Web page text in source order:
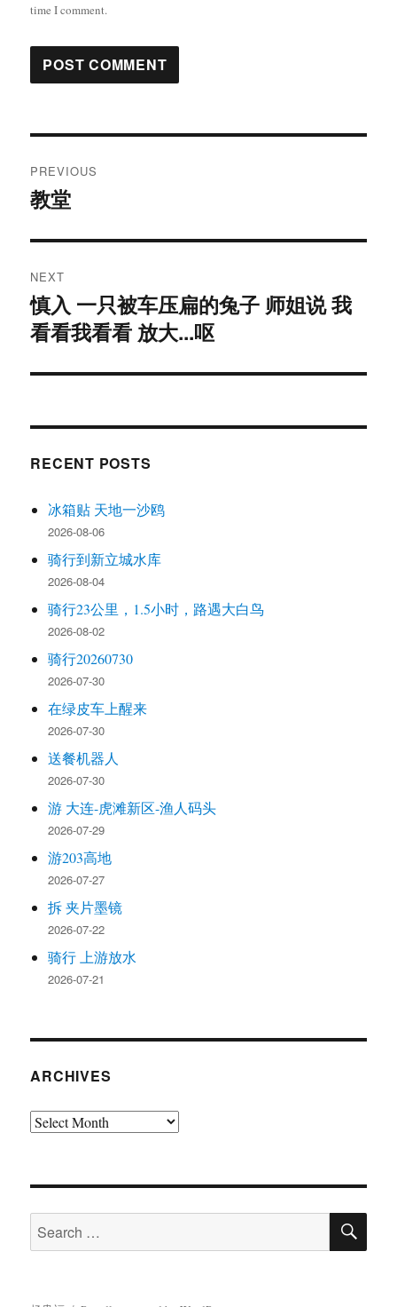
time I comment.
navigation
PREVIOUS
Previous
教堂
NEXT
Next
post:
慎入 一只被车压扁的兔子 师姐说 我
看看我看看 放大...呕
RECENT POSTS
冰箱贴 天地一沙鸥
2026-08-06
骑行到新立城水库
2026-08-04
骑行23公里，1.5小时，路遇大白鸟
2026-08-02
骑行20260730
2026-07-30
在绿皮车上醒来
2026-07-30
送餐机器人
2026-07-30
游 大连-虎滩新区-渔人码头
2026-07-29
游203高地
2026-07-27
拆 夹片墨镜
2026-07-22
骑行 上游放水
2026-07-21
ARCHIVES
Archives
Search
for: